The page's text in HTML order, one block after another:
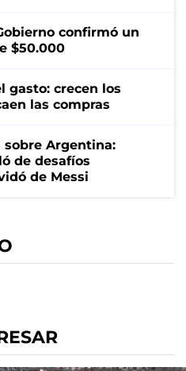
confirmó un
$50.000
gasto: crecen los
las compras
sobre Argentina:
de desafíos
de Messi